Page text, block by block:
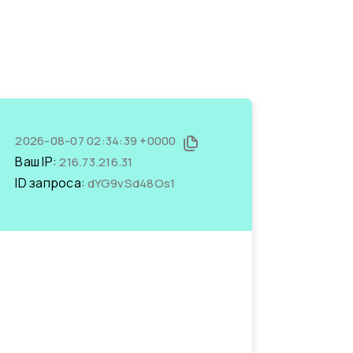
2026-08-07 02:34:39 +0000
Ваш IP:216.73.216.31
ID запроса:dYG9vSd48Os1